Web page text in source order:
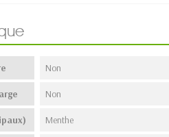
Non
Non
Menthe